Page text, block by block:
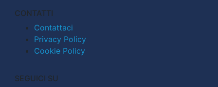
CONTATTI
Contattaci
Privacy Policy
Cookie Policy
SEGUICI SU